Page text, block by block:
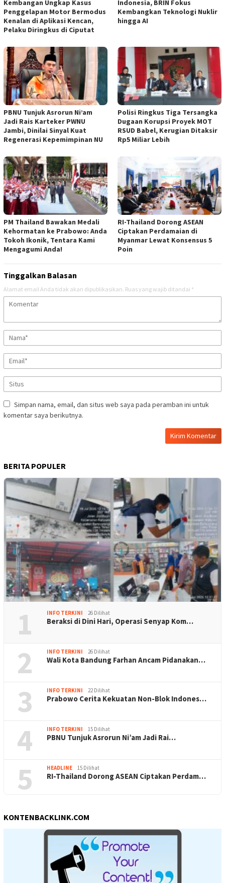
Kembangan Ungkap Kasus
Penggelapan Motor Bermodus
Kenalan di Aplikasi Kencan,
Pelaku Diringkus di Ciputat
Indonesia, BRIN Fokus
Kembangkan Teknologi Nuklir
hingga AI
PBNU Tunjuk Asrorun Ni’am
Jadi Rais Karteker PWNU
Jambi, Dinilai Sinyal Kuat
Regenerasi Kepemimpinan NU
Polisi Ringkus Tiga Tersangka
Dugaan Korupsi Proyek MOT
RSUD Babel, Kerugian Ditaksir
Rp5 Miliar Lebih
PM Thailand Bawakan Medali
Kehormatan ke Prabowo: Anda
Tokoh Ikonik, Tentara Kami
Mengagumi Anda!
RI-Thailand Dorong ASEAN
Ciptakan Perdamaian di
Myanmar Lewat Konsensus 5
Poin
Tinggalkan Balasan
Alamat email Anda tidak akan dipublikasikan. Ruas yang wajib ditandai *
Simpan nama, email, dan situs web saya pada peramban ini untuk
komentar saya berikutnya.
BERITA POPULER
1 INFO TERKINI 26 Dilihat
Beraksi di Dini Hari, Operasi Senyap Kom…
2 INFO TERKINI 26 Dilihat
Wali Kota Bandung Farhan Ancam Pidanakan…
3 INFO TERKINI 22 Dilihat
Prabowo Cerita Kekuatan Non-Blok Indones…
4 INFO TERKINI 15 Dilihat
PBNU Tunjuk Asrorun Ni’am Jadi Rai…
5 HEADLINE 15 Dilihat
RI-Thailand Dorong ASEAN Ciptakan Perdam…
KONTENBACKLINK.COM